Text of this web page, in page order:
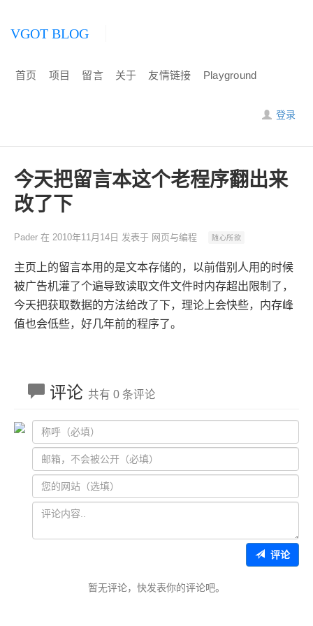
VGOT BLOG
首页 项目 留言 关于 友情链接 Playground
登录
今天把留言本这个老程序翻出来
改了下
Pader 在 2010年11月14日 发表于 网页与编程 随心所欲
主页上的留言本用的是文本存储的，以前借别人用的时候
被广告机灌了个遍导致读取文件文件时内存超出限制了，
今天把获取数据的方法给改了下，理论上会快些，内存峰
值也会低些，好几年前的程序了。
评论 共有 0 条评论
评论
暂无评论，快发表你的评论吧。